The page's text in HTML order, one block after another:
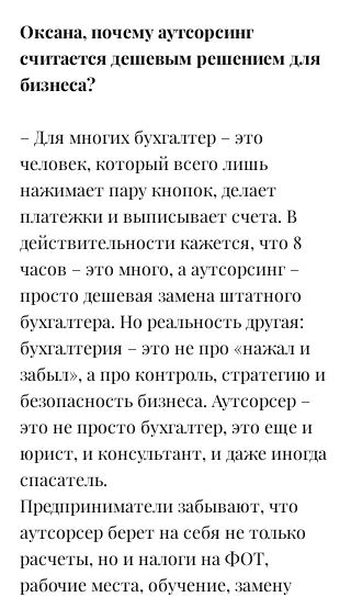
Оксана, почему аутсорсинг
считается дешевым решением для
бизнеса?
– Для многих бухгалтер – это
человек, который всего лишь
нажимает пару кнопок, делает
платежки и выписывает счета. В
действительности кажется, что 8
часов – это много, а аутсорсинг –
просто дешевая замена штатного
бухгалтера. Но реальность другая:
бухгалтерия – это не про «нажал и
забыл», а про контроль, стратегию и
безопасность бизнеса. Аутсорсер –
это не просто бухгалтер, это еще и
юрист, и консультант, и даже иногда
спасатель.
Предприниматели забывают, что
аутсорсер берет на себя не только
расчеты, но и налоги на ФОТ,
рабочие места, обучение, замену